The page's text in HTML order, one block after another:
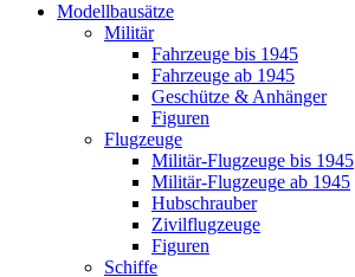
Modellbausätze
Militär
Fahrzeuge bis 1945
Fahrzeuge ab 1945
Geschütze & Anhänger
Figuren
Flugzeuge
Militär-Flugzeuge bis 1945
Militär-Flugzeuge ab 1945
Hubschrauber
Zivilflugzeuge
Figuren
Schiffe